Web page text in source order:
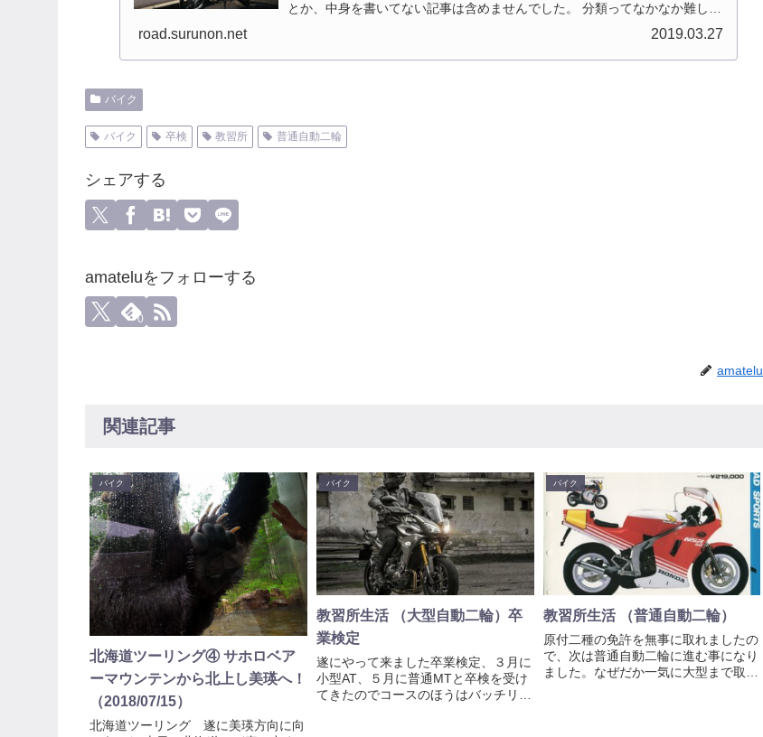
とか、中身を書いてない記事は含めませんでした。 分類ってなかなか難しい
road.surunon.net 2019.03.27
バイク
バイク 卒検 教習所 普通自動二輪
シェアする
amateluをフォローする
0
amatelu
関連記事
バイク
北海道ツーリング④ サホロベア
ーマウンテンから北上し美瑛へ！
（2018/07/15）
北海道ツーリング 遂に美瑛方向に向
バイク
教習所生活 （大型自動二輪）卒
業検定
遂にやって来ました卒業検定、３月に
小型AT、５月に普通MTと卒検を受け
てきたのでコースのほうはバッチリで
バイク
教習所生活 （普通自動二輪）
原付二種の免許を無事に取れましたの
で、次は普通自動二輪に進む事になり
ました。なぜだか一気に大型まで取れ